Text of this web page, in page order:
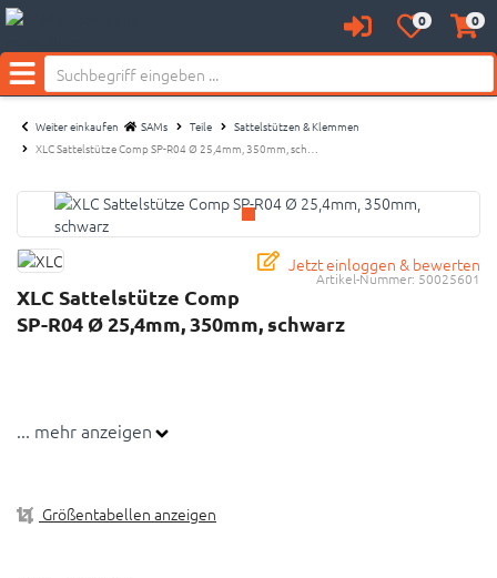
AnmeldenMerkzettel
aufklappen
0 0
Menü
Weiter einkaufen SAMs Teile
Sattelstützen & Klemmen
XLC Sattelstütze Comp SP-R04 Ø 25,4mm, 350mm, sch…
Jetzt einloggen & bewerten
Artikel-Nummer: 50025601
XLC Sattelstütze Comp
SP-R04 Ø 25,4mm, 350mm, schwarz
... mehr anzeigen
Größentabellen anzeigen